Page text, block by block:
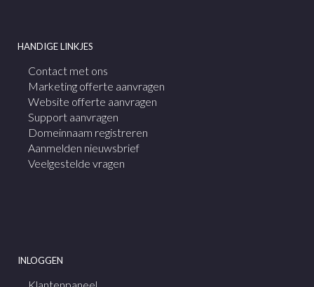
HANDIGE LINKJES
Contact met ons
Marketing offerte aanvragen
Website offerte aanvragen
Support aanvragen
Domeinnaam registreren
Aanmelden nieuwsbrief
Veelgestelde vragen
INLOGGEN